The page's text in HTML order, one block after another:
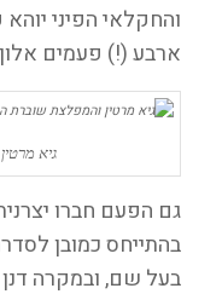
והחקלאי הפיני
ארבע (!) פעמים
גיא
גם הפעם חברו